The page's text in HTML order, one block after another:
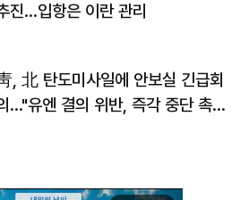
진…입항은 이란 관리
, 北 탄도미사일에 안보실 긴급회
…"유엔 결의 위반, 즉각 중단 촉